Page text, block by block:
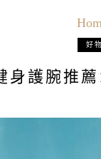
好
身護腕推